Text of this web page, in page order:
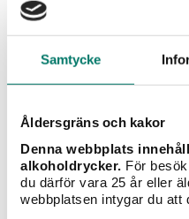
Samtycke
Åldersgräns och kakor
Denna webbplats
alkoholdrycker. För
du därför vara 25 år eller
webbplatsen intygar du att
Vinet
Grillat Sallader